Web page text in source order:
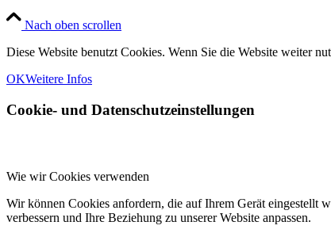
Nach oben scrollen
Diese Website benutzt Cookies. Wenn Sie die Website weiter
OKWeitere Infos
Cookie- und Datenschutzeinstellungen
Wie wir Cookies verwenden
Wir können Cookies anfordern, die auf Ihrem Gerät eingestellt
verbessern und Ihre Beziehung zu unserer Website anpassen.